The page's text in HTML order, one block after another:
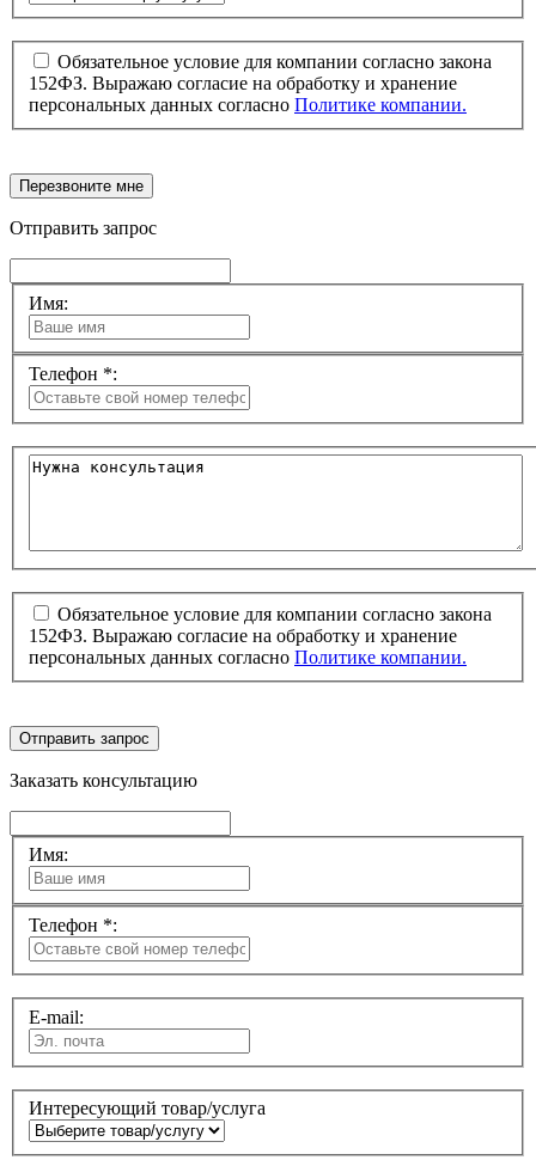
Обязательное условие для компании согласно закона
152ФЗ. Выражаю согласие на обработку и хранение
персональных данных согласно Политике компании.
Перезвоните мне
Отправить запрос
Имя:
Телефон *:
Обязательное условие для компании согласно закона
152ФЗ. Выражаю согласие на обработку и хранение
персональных данных согласно Политике компании.
Отправить запрос
Заказать консультацию
Имя:
Телефон *:
E-mail:
Интересующий товар/услуга